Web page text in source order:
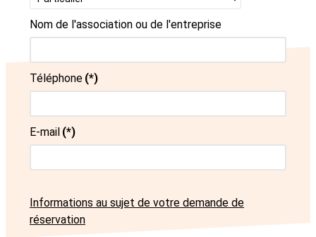
Nom de l'association ou de l'entreprise
Téléphone (*)
E-mail (*)
Informations au sujet de votre demande de
réservation